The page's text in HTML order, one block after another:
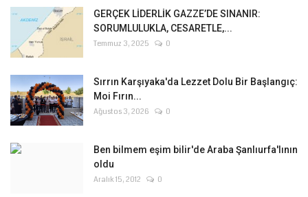
GERÇEK LİDERLİK GAZZE’DE SINANIR:
SORUMLULUKLA, CESARETLE,...
Temmuz 3, 2025 0
Sırrın Karşıyaka'da Lezzet Dolu Bir Başlangıç:
Moi Fırın...
Ağustos 3, 2026 0
Ben bilmem eşim bilir'de Araba Şanlıurfa'lının
oldu
Aralık 15, 2012 0